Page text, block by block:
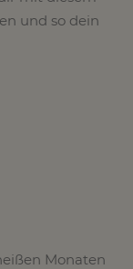
und so dein
Monaten